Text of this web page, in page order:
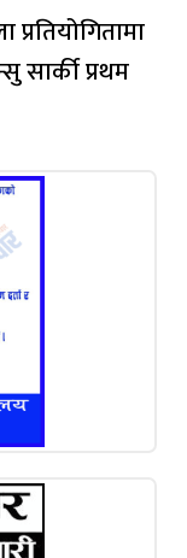
सार्की प्रथम